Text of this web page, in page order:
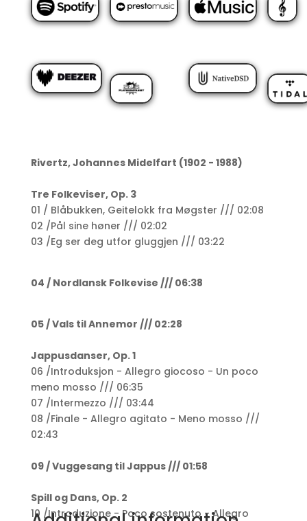
Rivertz, Johannes Midelfart (1902 - 1988)
Tre Folkeviser, Op. 3
01 / Blåbukken, Geitelokk fra Møgster /// 02:08
02 /Pål sine høner /// 02:02
03 /Eg ser deg utfor gluggjen /// 03:22
04 / Nordlansk Folkevise /// 06:38
05 / Vals til Annemor /// 02:28
Jappusdanser, Op. 1
06 /Introduksjon - Allegro giocoso - Un poco
meno mosso /// 06:35
07 /Intermezzo /// 03:44
08 /Finale - Allegro agitato - Meno mosso ///
02:43
09 / Vuggesang til Jappus /// 01:58
Spill og Dans, Op. 2
10 /Introduzione - Poco sostenuto - Allegro